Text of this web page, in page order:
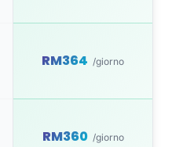
RM364 /giorno
RM360 /giorno